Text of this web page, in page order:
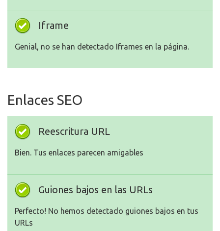
Iframe
Genial, no se han detectado Iframes en la página.
Enlaces SEO
Reescritura URL
Bien. Tus enlaces parecen amigables
Guiones bajos en las URLs
Perfecto! No hemos detectado guiones bajos en tus
URLs